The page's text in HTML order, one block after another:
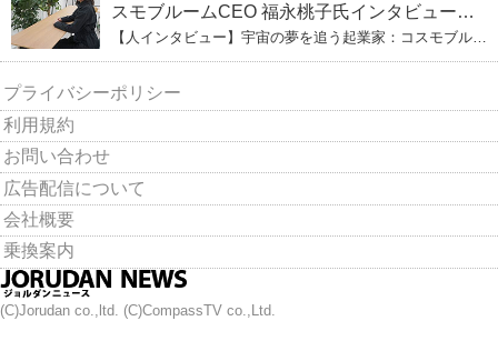
スモブルームCEO 福永桃子氏インタビュー
（下）
【人インタビュー】宇宙の夢を追う起業家：コスモブルー
ムCEO 福永桃子氏インタビュー（下）
プライバシーポリシー
利用規約
お問い合わせ
広告配信について
会社概要
乗換案内
(C)Jorudan co.,ltd. (C)CompassTV co.,Ltd.